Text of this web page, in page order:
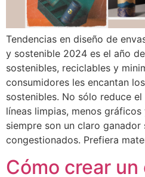
Tendencias en diseño de
y sostenible 2024 es el año
sostenibles, reciclables y
consumidores les encantan
sostenibles. No sólo reduce
líneas limpias, menos
siempre son un claro ganador
congestionados. Prefiera
Cómo crear